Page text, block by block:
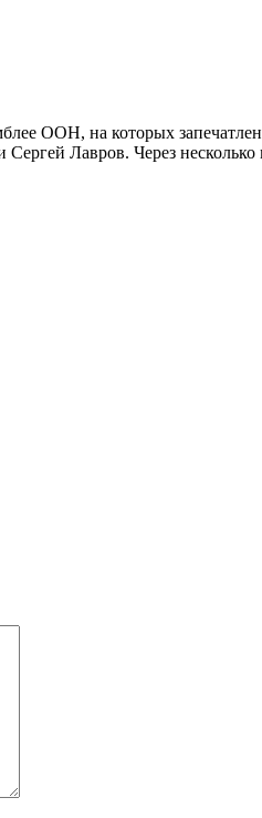
ООН, на которых
Лавров. Через